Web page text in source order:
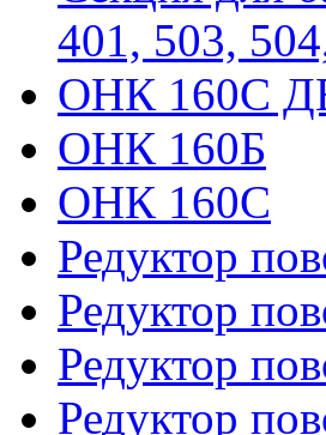
401, 503,
ОНК 160С
ОНК 160Б
ОНК 160С
Редуктор
Редуктор
Редуктор
Редуктор